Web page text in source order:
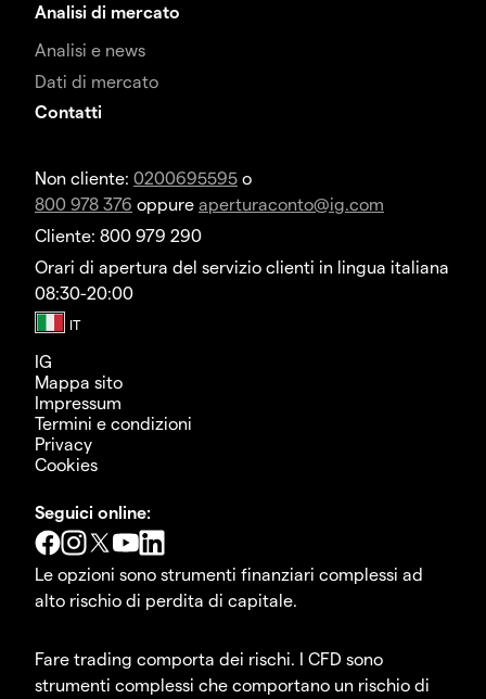
Analisi di mercato
Analisi e news
Dati di mercato
Contatti
Non cliente: 0200695595 o
800 978 376 oppure aperturaconto@ig.com
Cliente: 800 979 290
Orari di apertura del servizio clienti in lingua italiana
08:30-20:00
IG
Mappa sito
Impressum
Termini e condizioni
Privacy
Cookies
Seguici online:
Le opzioni sono strumenti finanziari complessi ad
alto rischio di perdita di capitale.
Fare trading comporta dei rischi. I CFD sono
strumenti complessi che comportano un rischio di